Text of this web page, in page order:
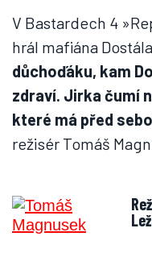
V Bastardech 4
hrál mafiána
důchoďáku, kam
zdraví. Jirka čumí
které má před
režisér Tomáš